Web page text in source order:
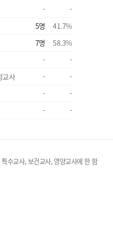
-
-
5명 41.7%
7명 58.3%
-
-
교사
-
-
-
-
- -
수교사, 보건교사, 영양교사에 한 함